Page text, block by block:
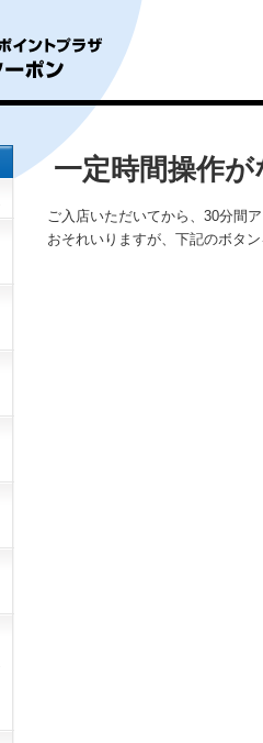
一定時間操作
ご入店いただいてから、30分間
おそれいりますが、下記のボタ